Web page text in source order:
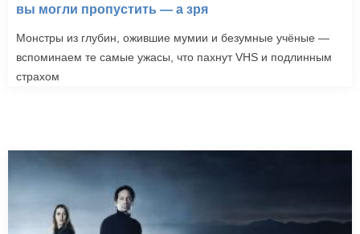
вы могли пропустить — а зря
Монстры из глубин, ожившие мумии и безумные учёные —
вспоминаем те самые ужасы, что пахнут VHS и подлинным
страхом